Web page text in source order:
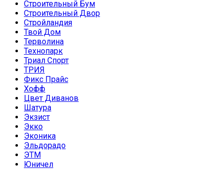
Строительный Бум
Строительный Двор
Стройландия
Твой Дом
Терволина
Технопарк
Триал Спорт
ТРИЯ
Фикс Прайс
Хофф
Цвет Диванов
Шатура
Экзист
Экко
Эконика
Эльдорадо
ЭТМ
Юничел